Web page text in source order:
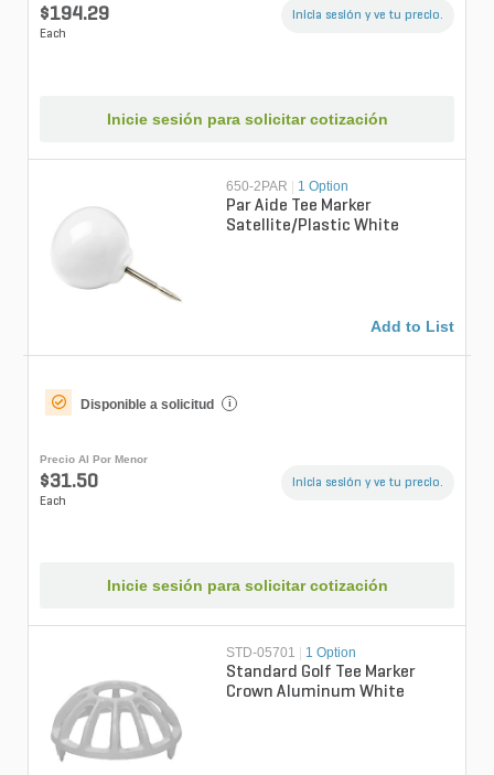
$194.29
Each
Inicia sesión y ve tu precio.
Inicie sesión para solicitar cotización
650-2PAR | 1 Option
Par Aide Tee Marker
Satellite/Plastic White
Add to List
Disponible a solicitud i
Precio Al Por Menor
$31.50
Each
Inicia sesión y ve tu precio.
Inicie sesión para solicitar cotización
STD-05701 1 Option
Standard Golf Tee Marker
Crown Aluminum White